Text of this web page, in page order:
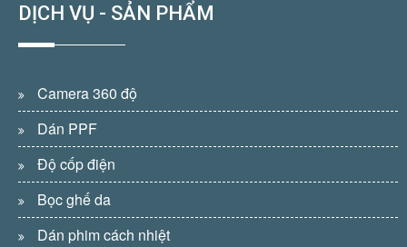
DỊCH VỤ - SẢN PHẨM
Camera 360 độ
Dán PPF
Độ cốp điện
Bọc ghế da
Dán phim cách nhiệt